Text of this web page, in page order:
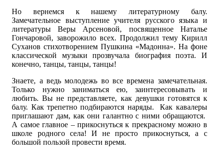
Но вернемся к нашему литературному балу.
Замечательное выступление учителя русского языка и
литературы Веры Арсеновой, посвященное Наталье
Гончаровой, заворожило всех. Продолжил тему Кирилл
Суханов стихотворением Пушкина «Мадонна». На фоне
классической музыки прозвучала биография поэта. И
конечно, танцы, танцы, танцы!
Знаете, а ведь молодежь во все времена замечательная.
Только нужно заниматься ею, заинтересовывать и
любить. Вы не представляете, как девушки готовятся к
балу. Как трепетно подбираются наряды. Как кавалеры
приглашают дам, как они галантно с ними обращаются.
А самое главное – прикоснуться к прекрасному можно в
школе родного села! И не просто прикоснуться, а с
большой пользой провести время.